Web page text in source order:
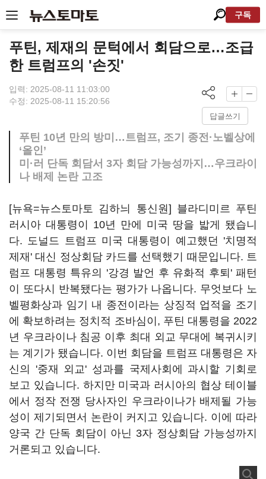
구독
푸틴, 제재의 문턱에서 회담으로…조급
한 트럼프의 '손짓'
입력: 2025-08-11 11:03:00
수정: 2025-08-11 15:20:56
답글쓰기
푸틴 10년 만의 방미…트럼프, 조기 종전·노벨상에
‘올인’
미·러 단독 회담서 3자 회담 가능성까지…우크라이
나 배제 논란 고조
[뉴욕=뉴스토마토 김하늬 통신원] 블라디미르 푸틴
러시아 대통령이 10년 만에 미국 땅을 밟게 됐습니
다. 도널드 트럼프 미국 대통령이 예고했던 '치명적
제재' 대신 정상회담 카드를 선택했기 때문입니다. 트
럼프 대통령 특유의 '강경 발언 후 유화적 후퇴' 패턴
이 또다시 반복됐다는 평가가 나옵니다. 무엇보다 노
벨평화상과 임기 내 종전이라는 상징적 업적을 조기
에 확보하려는 정치적 조바심이, 푸틴 대통령을 2022
년 우크라이나 침공 이후 최대 외교 무대에 복귀시키
는 계기가 됐습니다. 이번 회담을 트럼프 대통령은 자
신의 '중재 외교' 성과를 국제사회에 과시할 기회로
보고 있습니다. 하지만 미국과 러시아의 협상 테이블
에서 정작 전쟁 당사자인 우크라이나가 배제될 가능
성이 제기되면서 논란이 커지고 있습니다. 이에 따라
양국 간 단독 회담이 아닌 3자 정상회담 가능성까지
거론되고 있습니다.